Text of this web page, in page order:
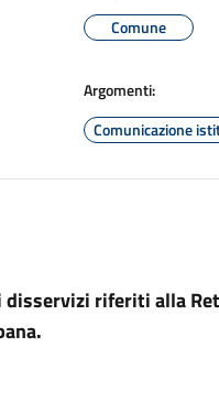
Comune
Argomenti:
Comunicazione
riferiti alla